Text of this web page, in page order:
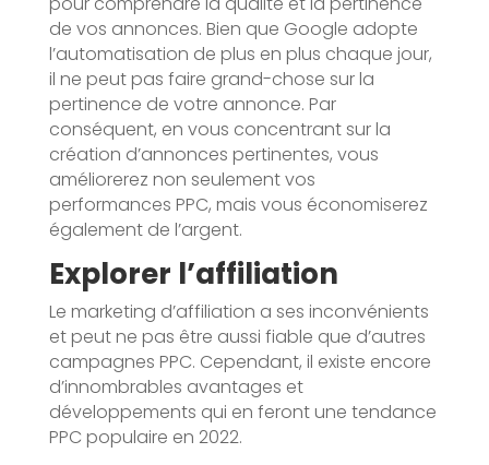
de vos annonces. Bien que Google adopte
l’automatisation de plus en plus chaque jour,
il ne peut pas faire grand-chose sur la
pertinence de votre annonce. Par
conséquent, en vous concentrant sur la
création d’annonces pertinentes, vous
améliorerez non seulement vos
performances PPC, mais vous économiserez
également de l’argent.
Explorer l’affiliation
Le marketing d’affiliation a ses inconvénients
et peut ne pas être aussi fiable que d’autres
campagnes PPC. Cependant, il existe encore
d’innombrables avantages et
développements qui en feront une tendance
PPC populaire en 2022.